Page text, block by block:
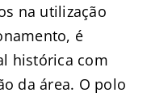
na utilização
é
histórica com
da área. O polo